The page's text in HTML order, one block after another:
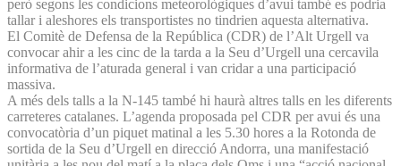
però segons les condicions meteorològiques d’avui també es podria
tallar i aleshores els transportistes no tindrien aquesta alternativa.
El Comitè de Defensa de la República (CDR) de l’Alt Urgell va
convocar ahir a les cinc de la tarda a la Seu d’Urgell una cercavila
informativa de l’aturada general i van cridar a una participació
massiva.
A més dels talls a la N-145 també hi haurà altres talls en les diferents
carreteres catalanes. L’agenda proposada pel CDR per avui és una
convocatòria d’un piquet matinal a les 5.30 hores a la Rotonda de
sortida de la Seu d’Urgell en direcció Andorra, una manifestació